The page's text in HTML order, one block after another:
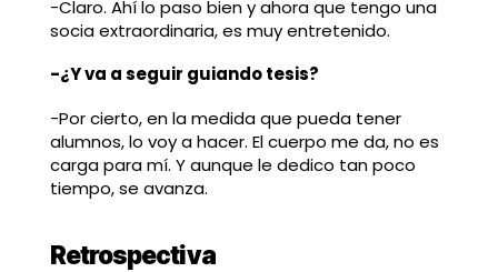
-Claro. Ahí lo paso bien y ahora que tengo una
socia extraordinaria, es muy entretenido.
-¿Y va a seguir guiando tesis?
-Por cierto, en la medida que pueda tener
alumnos, lo voy a hacer. El cuerpo me da, no es
carga para mí. Y aunque le dedico tan poco
tiempo, se avanza.
Retrospectiva